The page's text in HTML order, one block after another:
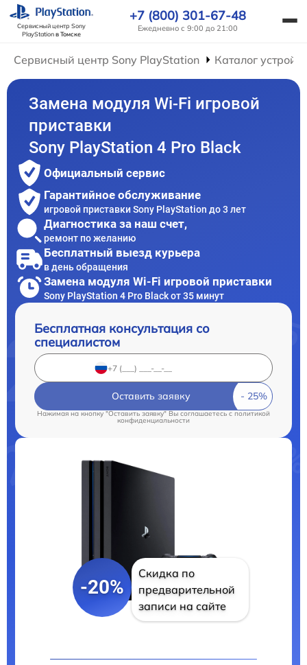
Сервисный центр Sony
PlayStationв Томске
+7 (800) 301-67-48
Ежедневно с 9:00 до 21:00
Сервисный центр Sony PlayStation Каталог
Замена модуля Wi-Fi игровой
приставки
Sony PlayStation 4 Pro Black
Официальный сервис
Гарантийное обслуживание
игровой приставки Sony PlayStation до 3 лет
Диагностика за наш счет,
ремонт по желанию
Бесплатный выезд курьера
в день обращения
Замена модуля Wi-Fi игровой приставки
Sony PlayStation 4 Pro Black от 35 минут
Бесплатная консультация со
специалистом
Оставить заявку
Нажимая на кнопку "Оставить заявку" Вы соглашаетесь cполитикой
конфиденциальности
-20%
Скидка по
предварительной
записи на сайте